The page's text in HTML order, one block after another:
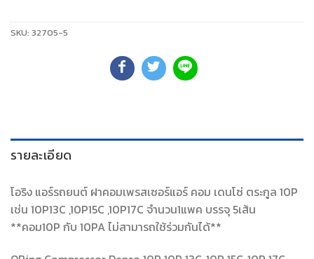
SKU: 32705-5
รายละเอียด
โอริง แอร์รถยนต์ ฝาคอมเพรสเซอร์แอร์ คอม เดนโซ่ ตระกูล 10P
เช่น 10P13C ,10P15C ,10P17C จำนวน1แพค บรรจุ 5เส้น
**คอม10P กับ 10PA ไม่สามารถใช้ร่วมกันได้**